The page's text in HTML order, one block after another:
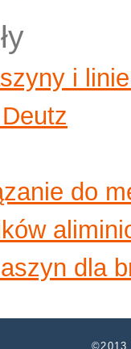
i
do
dla
©2013